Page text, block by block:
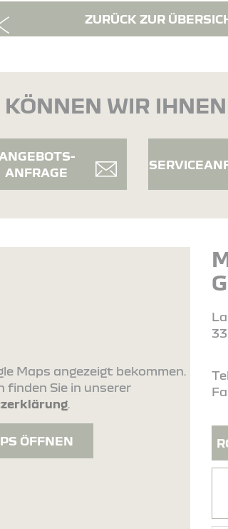
ZURÜCK ZUR
KÖNNEN WIR
ANGEBOTS-
ANFRAGE
Maps angezeigt bekommen.
Sie in unserer
.
ÖFFNEN